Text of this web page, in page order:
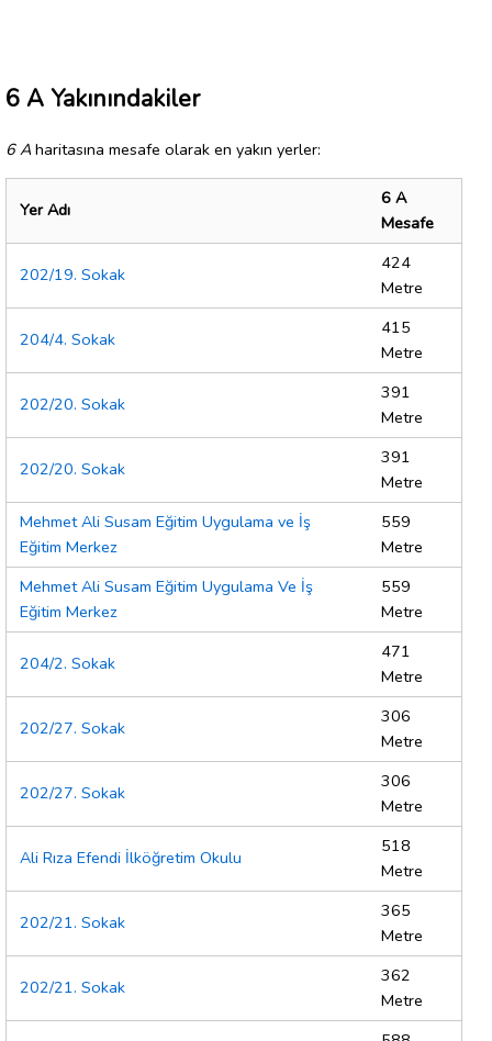
6 A Yakınındakiler
6 A haritasına mesafe olarak en yakın yerler:
Yer Adı
6 A
Mesafe
202/19. Sokak
424
Metre
204/4. Sokak
415
Metre
202/20. Sokak
391
Metre
202/20. Sokak
391
Metre
Mehmet Ali Susam Eğitim Uygulama ve İş
Eğitim Merkez
559
Metre
Mehmet Ali Susam Eğitim Uygulama Ve İş
Eğitim Merkez
559
Metre
204/2. Sokak
471
Metre
202/27. Sokak
306
Metre
202/27. Sokak
306
Metre
Ali Rıza Efendi İlköğretim Okulu
518
Metre
202/21. Sokak
365
Metre
202/21. Sokak
362
Metre